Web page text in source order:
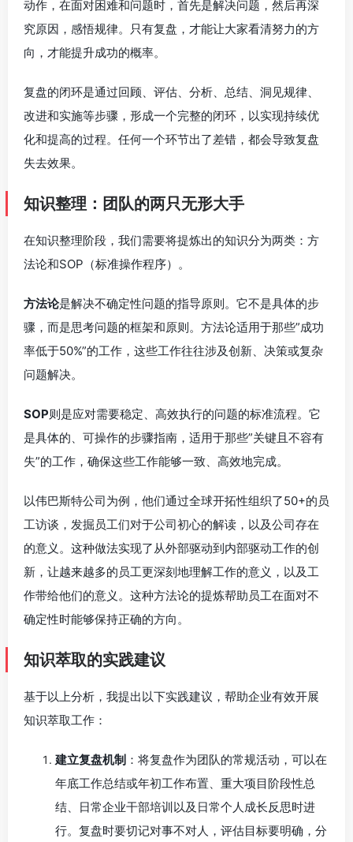
动作，在面对困难和问题时，首先是解决问题，然后再深
究原因，感悟规律。只有复盘，才能让大家看清努力的方
向，才能提升成功的概率。
复盘的闭环是通过回顾、评估、分析、总结、洞见规律、
改进和实施等步骤，形成一个完整的闭环，以实现持续优
化和提高的过程。任何一个环节出了差错，都会导致复盘
失去效果。
知识整理：团队的两只无形大手
在知识整理阶段，我们需要将提炼出的知识分为两类：方
法论和SOP（标准操作程序）。
方法论是解决不确定性问题的指导原则。它不是具体的步
骤，而是思考问题的框架和原则。方法论适用于那些”成功
率低于50%”的工作，这些工作往往涉及创新、决策或复杂
问题解决。
SOP则是应对需要稳定、高效执行的问题的标准流程。它
是具体的、可操作的步骤指南，适用于那些”关键且不容有
失”的工作，确保这些工作能够一致、高效地完成。
以伟巴斯特公司为例，他们通过全球开拓性组织了50+的员
工访谈，发掘员工们对于公司初心的解读，以及公司存在
的意义。这种做法实现了从外部驱动到内部驱动工作的创
新，让越来越多的员工更深刻地理解工作的意义，以及工
作带给他们的意义。这种方法论的提炼帮助员工在面对不
确定性时能够保持正确的方向。
知识萃取的实践建议
基于以上分析，我提出以下实践建议，帮助企业有效开展
知识萃取工作：
建立复盘机制 ：将复盘作为团队的常规活动，可以在
年底工作总结或年初工作布置、重大项目阶段性总
结、日常企业干部培训以及日常个人成长反思时进
行。复盘时要切记对事不对人，评估目标要明确，分